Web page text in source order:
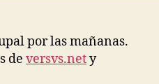
a
Drupal
por
por las mañanas.
de versvs.nety